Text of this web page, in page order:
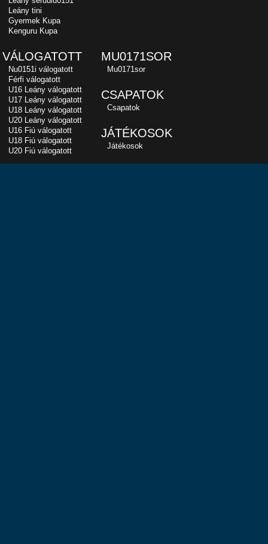
Leány tini
Gyermek Kupa
Kenguru Kupa
VÁLOGATOTT
Nu0151i válogatott
Férfi válogatott
U16 Leány válogatott
U17 Leány válogatott
U18 Leány válogatott
U20 Leány válogatott
U16 Fiú válogatott
U18 Fiú válogatott
U20 Fiú válogatott
MU0171SOR
Mu0171sor
CSAPATOK
Csapatok
JÁTÉKOSOK
Játékosok